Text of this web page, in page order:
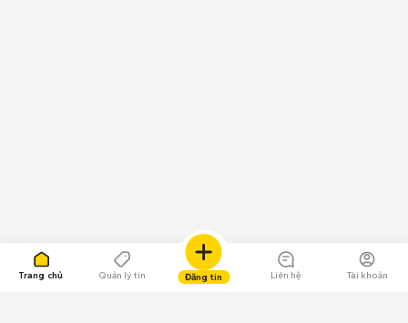
Trang chủ Quản lý tin Đăng tin Liên hệ Tài khoản